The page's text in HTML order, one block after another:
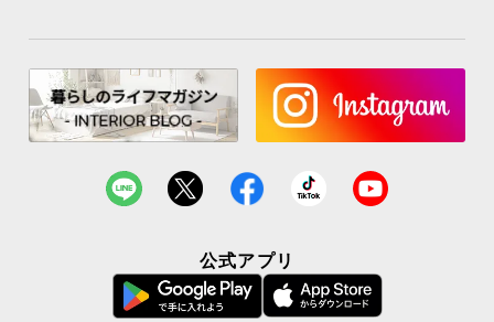
公式アプリ